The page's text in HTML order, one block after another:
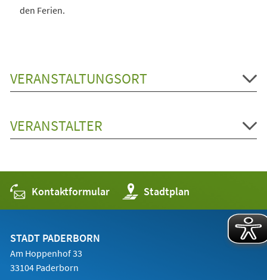
den Ferien.
VERANSTALTUNGSORT
VERANSTALTER
Kontaktformular Stadtplan
(Öffnet
in
einem
STADT PADERBORN
Am Hoppenhof 33
33104 Paderborn